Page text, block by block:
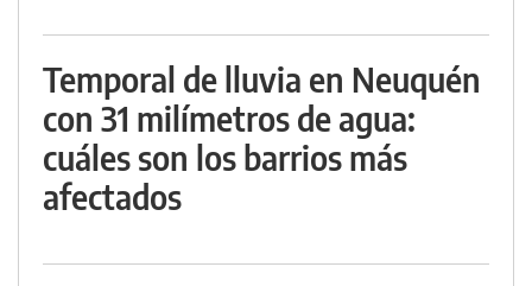
Temporal de lluvia en Neuquén
con 31 milímetros de agua:
cuáles son los barrios más
afectados